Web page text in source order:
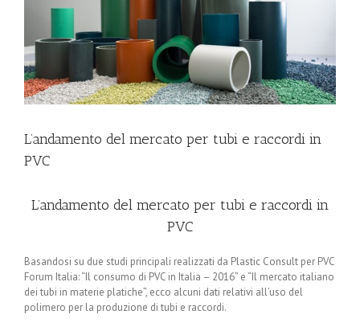
L’andamento del mercato per tubi e raccordi in
PVC
L’andamento del mercato per tubi e raccordi in
PVC
Basandosi su due studi principali realizzati da Plastic Consult per PVC
Forum Italia: “Il consumo di PVC in Italia – 2016” e “Il mercato italiano
dei tubi in materie platiche”, ecco alcuni dati relativi all’uso del
polimero per la produzione di tubi e raccordi.